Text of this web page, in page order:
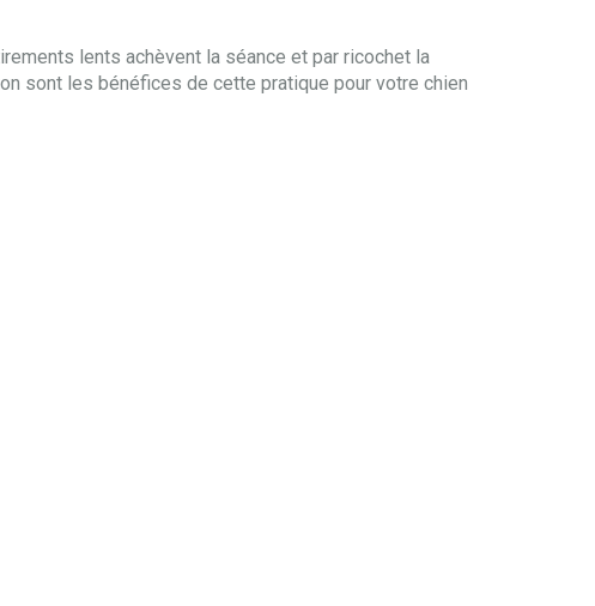
lents achèvent la séance et par ricochet la
sont les bénéfices de cette pratique pour votre chien